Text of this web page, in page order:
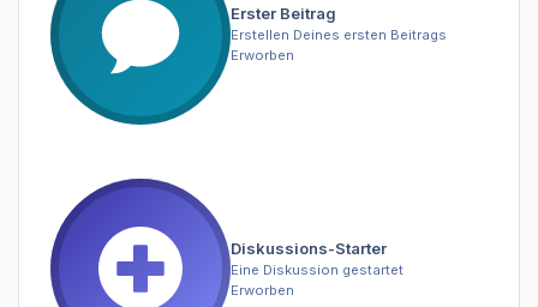
Erster Beitrag
Erstellen Deines ersten Beitrags
Erworben
Diskussions-Starter
Eine Diskussion gestartet
Erworben